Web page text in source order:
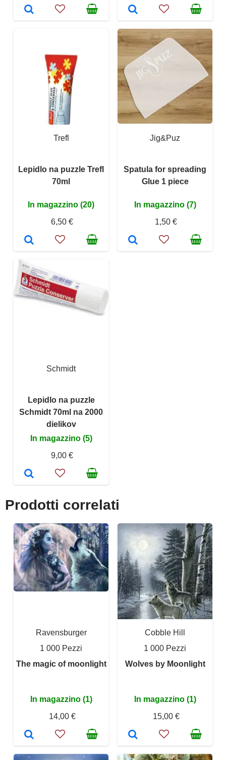
Trefl
Lepidlo na puzzle Trefl
70ml
In magazzino (20)
6,50 €
Jig&Puz
Spatula for spreading
Glue 1 piece
In magazzino (7)
1,50 €
Schmidt
Lepidlo na puzzle
Schmidt 70ml na 2000
dielikov
In magazzino (5)
9,00 €
Prodotti correlati
Ravensburger
1 000 Pezzi
The magic of moonlight
In magazzino (1)
14,00 €
Cobble Hill
1 000 Pezzi
Wolves by Moonlight
In magazzino (1)
15,00 €